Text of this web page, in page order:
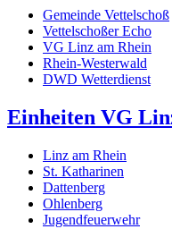
Gemeinde Vettelschoß
Vettelschoßer Echo
VG Linz am Rhein
Rhein-Westerwald
DWD Wetterdienst
Einheiten VG
Linz am Rhein
St. Katharinen
Dattenberg
Ohlenberg
Jugendfeuerwehr